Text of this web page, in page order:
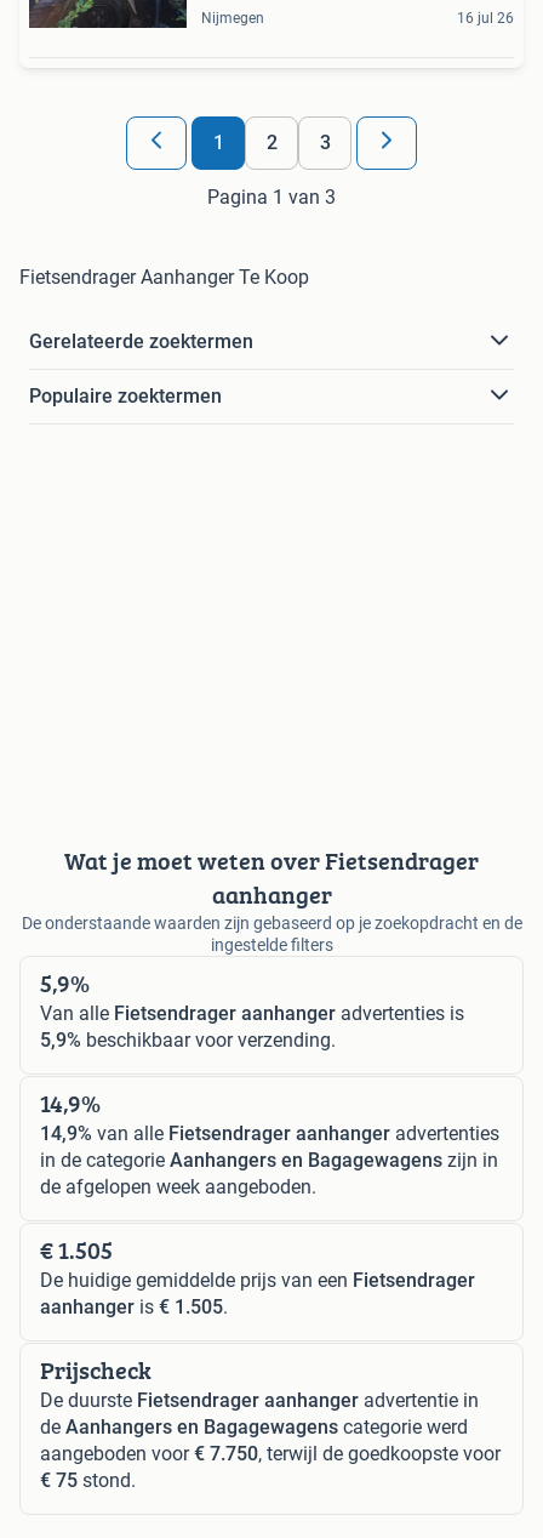
Nijmegen 16 jul 26
1 2 3
Pagina 1 van 3
Fietsendrager Aanhanger Te Koop
Gerelateerde zoektermen
Populaire zoektermen
Wat je moet weten over Fietsendrager
aanhanger
De onderstaande waarden zijn gebaseerd op je zoekopdracht en de
ingestelde filters
5,9%
Van alle Fietsendrager aanhanger advertenties is
5,9% beschikbaar voor verzending.
14,9%
14,9% van alle Fietsendrager aanhanger advertenties
in de categorie Aanhangers en Bagagewagens zijn in
de afgelopen week aangeboden.
€ 1.505
De huidige gemiddelde prijs van een Fietsendrager
aanhanger is € 1.505.
Prijscheck
De duurste Fietsendrager aanhanger advertentie in
de Aanhangers en Bagagewagens categorie werd
aangeboden voor€ 7.750, terwijl de goedkoopste voor
€ 75 stond.